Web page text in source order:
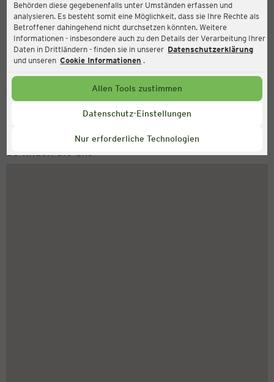
Behörden diese gegebenenfalls unter Umständen erfassen und
analysieren. Es besteht somit eine Möglichkeit, dass sie Ihre Rechte als
Betroffener dahingehend nicht durchsetzen könnten. Weitere
Informationen - insbesondere auch zu den Details der Verarbeitung Ihrer
Daten in Drittländern - finden sie in unserer Datenschutzerklärung
und unseren Cookie Informationen .
Allen Tools zustimmen
Datenschutz-Einstellungen
Nur erforderliche Technologien
Aktuell:
Geöffnet
Öffnungszeiten heute:
09:00 - 20:00
Service Hotline
+49 (0) 2546 / 98 999 98